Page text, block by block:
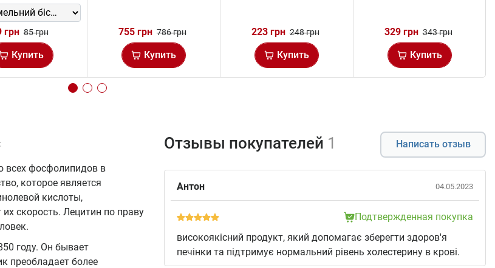
грн 85 грн
Купить
755 грн 786 грн
Купить
223 грн 248 грн
Купить
329 грн 343 грн
Купить
всех фосфолипидов в
которое является
кислоты,
скорость. Лецитин по праву
году. Он бывает
преобладает более
Отзывы покупателей 1 Написать отзыв
Антон 04.05.2023
Подтвержденная покупка
високоякісний продукт, який допомагає зберегти здоров'я
печінки та підтримує нормальний рівень холестерину в крові.